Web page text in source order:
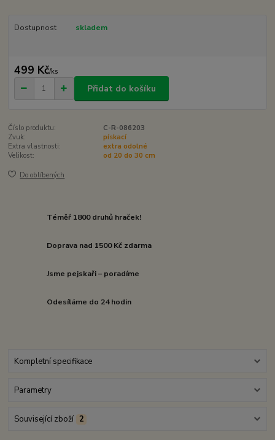
Dostupnost skladem
499 Kč/ks
Přidat do košíku
Číslo produktu:
C-R-086203
Zvuk:
pískací
Extra vlastnosti:
extra odolné
Velikost:
od 20 do 30 cm
Do oblíbených
Téměř 1800 druhů hraček!
Doprava nad 1500 Kč zdarma
Jsme pejskaři – poradíme
Odesíláme do 24 hodin
Kompletní specifikace
Parametry
Související zboží 2